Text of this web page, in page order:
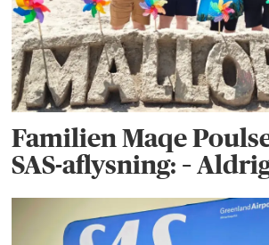
Familien Maqe
SAS-aflysning: –